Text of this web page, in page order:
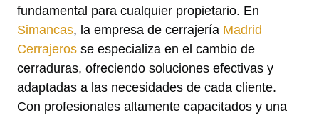
fundamental para cualquier propietario. En
Simancas, la empresa de cerrajería Madrid
Cerrajeros se especializa en el cambio de
cerraduras, ofreciendo soluciones efectivas y
adaptadas a las necesidades de cada cliente.
Con profesionales altamente capacitados y una